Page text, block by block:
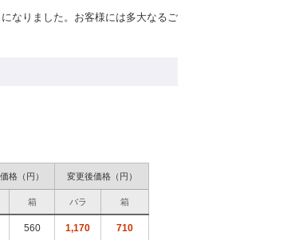
なりました。お客様には多大なるご
格（円） 変更後価格（円）
箱 バラ 箱
560 1,170 710